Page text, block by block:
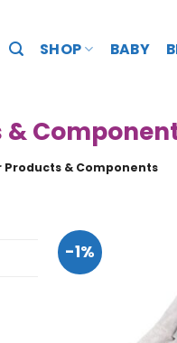
SHOP BABY
Products & Components
-1%